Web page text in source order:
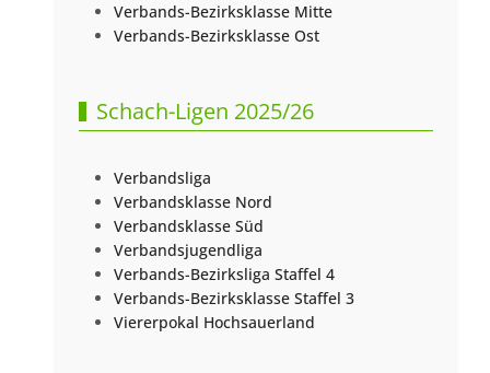
Verbands-Bezirksklasse Mitte
Verbands-Bezirksklasse Ost
Schach-Ligen 2025/26
Verbandsliga
Verbandsklasse Nord
Verbandsklasse Süd
Verbandsjugendliga
Verbands-Bezirksliga Staffel 4
Verbands-Bezirksklasse Staffel 3
Viererpokal Hochsauerland